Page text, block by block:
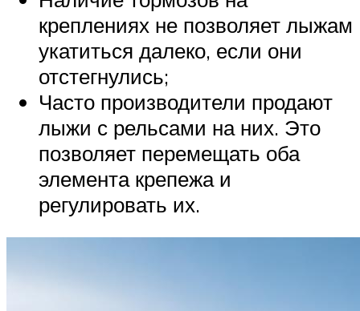
креплениях не позволяет лыжам
укатиться далеко, если они
отстегнулись;
Часто производители продают
лыжи с рельсами на них. Это
позволяет перемещать оба
элемента крепежа и
регулировать их.